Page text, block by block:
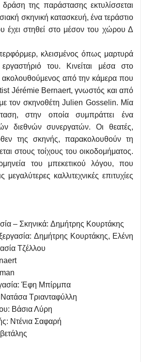
της παράστασης εκτυλίσσεται
σκηνική κατασκευή, ένα τεράστιο
έχει στηθεί στο μέσον του χώρου Δ
κλεισμένος όπως μαρτυρά
του. Κινείται μέσα στο
ακολουθούμενος από την κάμερα που
Jérémie Bernaert, γνωστός και από
τον σκηνοθέτη Julien Gosselin. Μία
στην οποία συμπράττει ένα
διεθνών συνεργατών. Οι θεατές,
της σκηνής, παρακολουθούν τη
στους τοίχους του οικοδομήματος.
του μπεκετικού λόγου, που
μεγαλύτερες καλλιτεχνικές επιτυχίες
– Σκηνικά: Δημήτρης Κουρτάκης
Δημήτρης Κουρτάκης, Ελένη
Τζέλλου
Έφη Μπίρμπα
Τριανταφύλλη
Βάσια Λύρη
Ντένια Σαφαρή